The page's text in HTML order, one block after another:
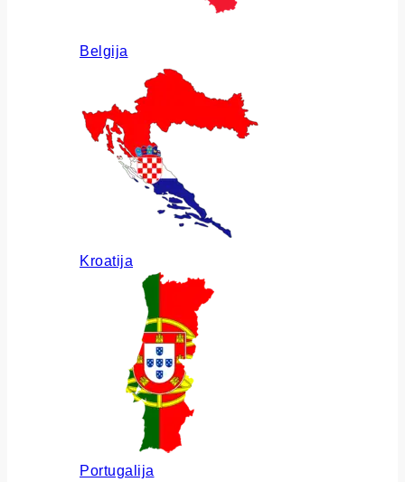
Belgija
Kroatija
Portugalija